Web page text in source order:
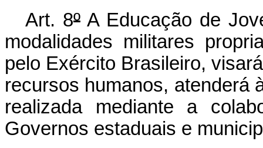
Art. 8ºA Educação de
modalidades militares
pelo Exército Brasileiro,
recursos humanos, atenderá
realizada mediante a
Governos estaduais e